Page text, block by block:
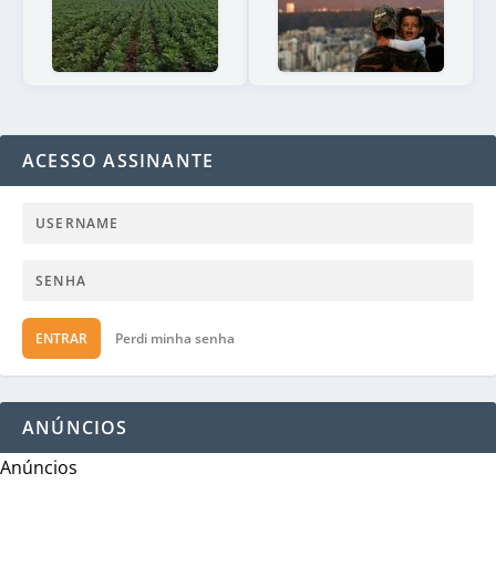
ACESSO ASSINANTE
ENTRAR Perdi minha senha
ANÚNCIOS
Anúncios